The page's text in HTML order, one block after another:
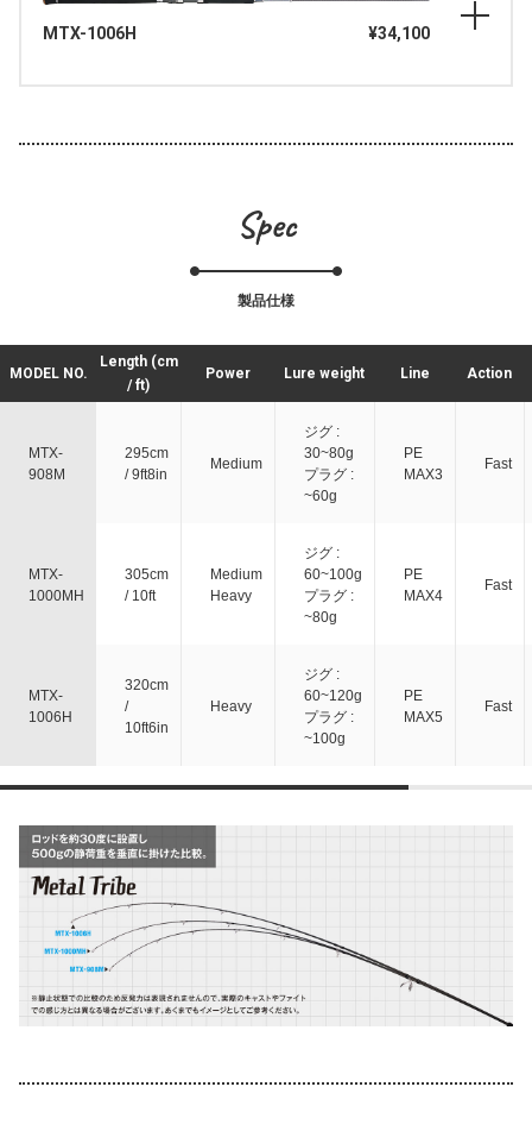
MTX-1006H ¥34,100
Spec
製品仕様
MODEL NO.
Length (cm
/ ft)
Power Lure weight Line Action
MTX-
908M
295cm
/ 9ft8in
Medium
ジグ :
30~80g
プラグ :
~60g
PE
MAX3
Fast
MTX-
1000MH
305cm
/ 10ft
Medium
Heavy
ジグ :
60~100g
プラグ :
~80g
PE
MAX4
Fast
MTX-
1006H
320cm
/
10ft6in
Heavy
ジグ :
60~120g
プラグ :
~100g
PE
MAX5
Fast